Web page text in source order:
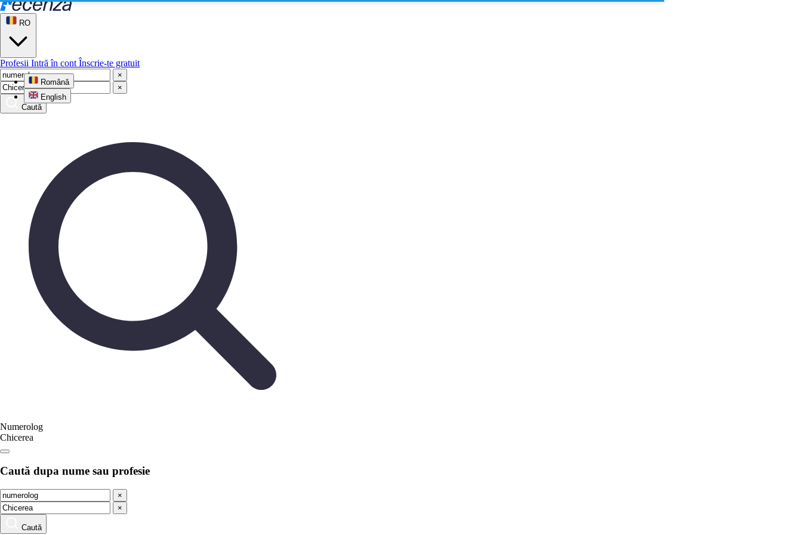
RO
Română
English
Profesii Intră în cont Înscrie-te gratuit
×
×
Caută
Numerolog
Chicerea
Caută dupa nume sau profesie
×
×
Caută